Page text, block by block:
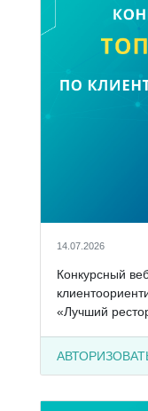
14.07.2026
Конкурсный
«Лучший